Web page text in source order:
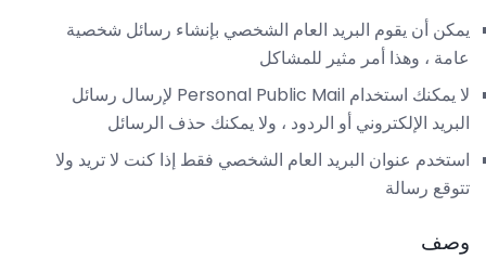
يمكن أن يقوم البريد العام الشخصي بإنشاء رسائل شخصية
عامة ، وهذا أمر مثير للمشاكل
لا يمكنك استخدام Personal Public Mail لإرسال رسائل
البريد الإلكتروني أو الردود ، ولا يمكنك حذف الرسائل
استخدم عنوان البريد العام الشخصي فقط إذا كنت لا تريد ولا
تتوقع رسالة
وصف